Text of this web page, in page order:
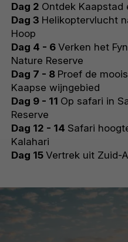
Dag 2 Ontdek Kaapstad
Dag 3 Helikoptervlucht
Hoop
Dag 4 - 6 Verken het
Nature Reserve
Dag 7 - 8 Proef de
Kaapse wijngebied
Dag 9 - 11 Op safari in
Reserve
Dag 12 - 14 Safari
Kalahari
Dag 15 Vertrek uit Zuid-